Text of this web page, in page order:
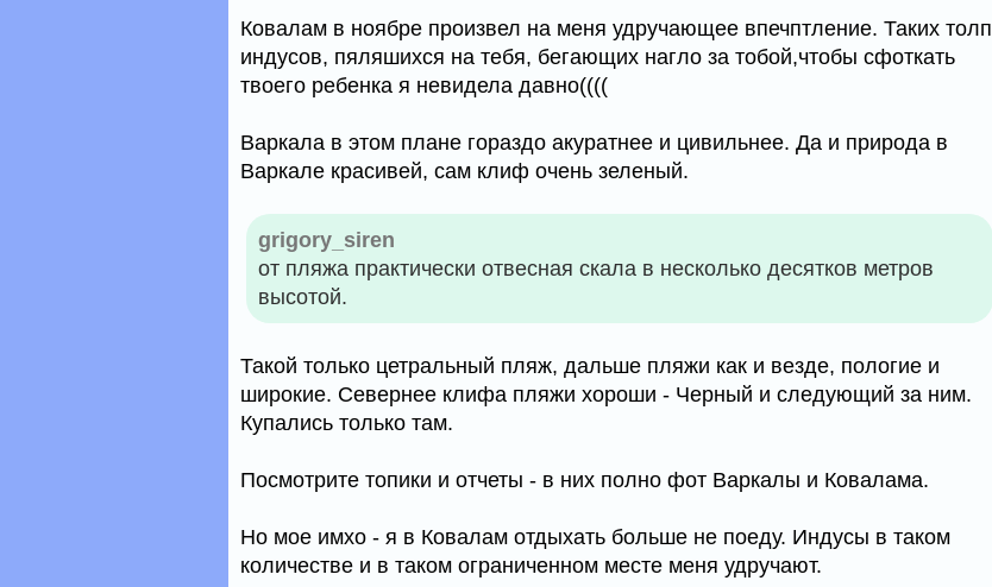
Ковалам в ноябре произвел на меня удручающее впечптление. Таких толп
индусов, пяляшихся на тебя, бегающих нагло за тобой,чтобы сфоткать
твоего ребенка я невидела давно((((
Варкала в этом плане гораздо акуратнее и цивильнее. Да и природа в
Варкале красивей, сам клиф очень зеленый.
grigory_siren
от пляжа практически отвесная скала в несколько десятков метров
высотой.
Такой только цетральный пляж, дальше пляжи как и везде, пологие и
широкие. Севернее клифа пляжи хороши - Черный и следующий за ним.
Купались только там.
Посмотрите топики и отчеты - в них полно фот Варкалы и Ковалама.
Но мое имхо - я в Ковалам отдыхать больше не поеду. Индусы в таком
количестве и в таком ограниченном месте меня удручают.